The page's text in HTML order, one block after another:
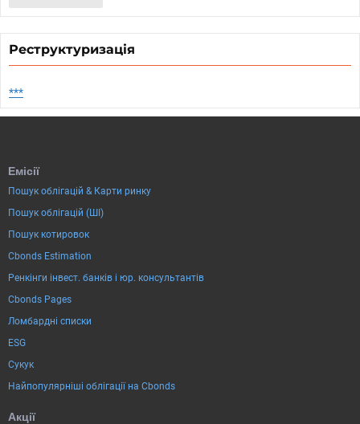
Реструктуризація
***
Емісії
Пошук облігацій & Карти ринку
Пошук облігацій (ШІ)
Пошук котировок
Cbonds Estimation
Ренкінги інвест. банків і юр. консультантів
Cbonds Pages
Ломбардні списки
ESG
Сукук
Найпопулярніші облігації на Cbonds
Акції